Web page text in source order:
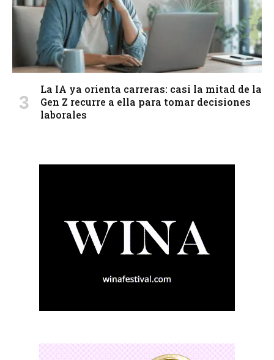
La IA ya orienta carreras: casi la mitad de la
Gen Z recurre a ella para tomar decisiones
laborales